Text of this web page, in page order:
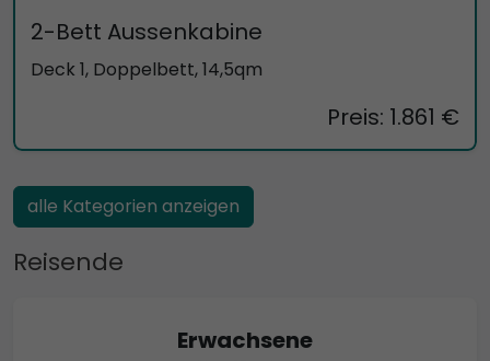
2-Bett Aussenkabine
Deck 1, Doppelbett, 14,5qm
Preis: 1.861 €
alle Kategorien anzeigen
Reisende
Erwachsene